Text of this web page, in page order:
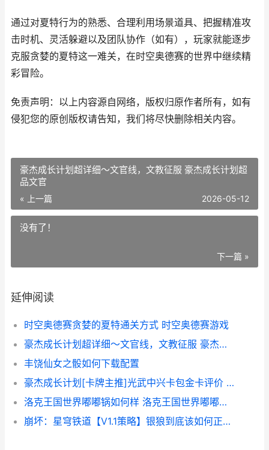
通过对夏特行为的熟悉、合理利用场景道具、把握精准攻
击时机、灵活躲避以及团队协作（如有），玩家就能逐步
克服贪婪的夏特这一难关，在时空奥德赛的世界中继续精
彩冒险。
免责声明：以上内容源自网络，版权归原作者所有，如有
侵犯您的原创版权请告知，我们将尽快删除相关内容。
豪杰成长计划超详细～文官线，文教征服 豪杰成长计划超
品文官
« 上一篇 2026-05-12
没有了！
下一篇 »
延伸阅读
时空奥德赛贪婪的夏特通关方式 时空奥德赛游戏
豪杰成长计划超详细～文官线，文教征服 豪杰成长计划超品文官
丰饶仙女之骰如何下载配置
豪杰成长计划[卡牌主推]光武中兴卡包金卡评价 豪杰成长计划破解版
洛克王国世界嘟嘟锅如何样 洛克王国世界嘟嘟锅性格
崩坏：星穹铁道【V1.1策略】银狼到底该如何正确游玩 崩坏:星穹铁道网页版